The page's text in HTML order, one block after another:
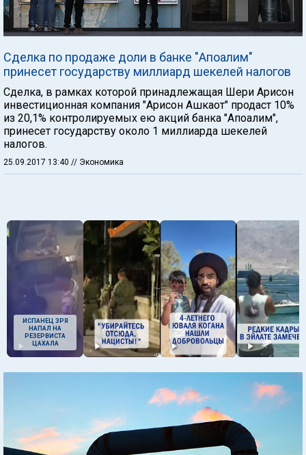
Сделка по продаже доли в банке "Апоалим"
принесет государству миллиард шекелей налогов
Сделка, в рамках которой принадлежащая Шери Арисон
инвестиционная компания "Арисон Ашкаот" продаст 10%
из 20,1% контролируемых ею акций банка "Апоалим",
принесет государству около 1 миллиарда шекелей
налогов.
25.09.2017 13:40 // Экономика
ИСПАНЕЦ ЗРЯ
НАПАЛ НА
РЕЗЕРВИСТА
ЦАХАЛА